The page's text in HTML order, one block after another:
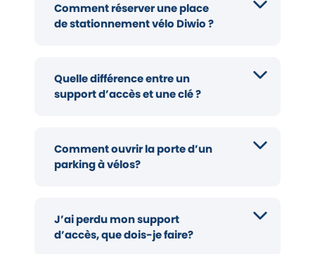
Comment réserver une place
de stationnement vélo Diwio ?
Quelle différence entre un
support d’accès et une clé ?
Comment ouvrir la porte d’un
parking à vélos?
J’ai perdu mon support
d’accès, que dois-je faire?